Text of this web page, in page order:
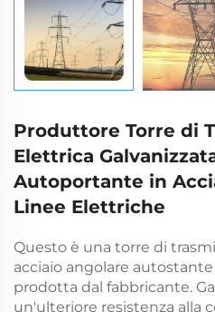
Produttore Torre di
Elettrica
Autoportante in
Linee Elettriche
Questo è una torre di
acciaio angolare
prodotta dal fabbricante.
un'ulteriore resistenza alla